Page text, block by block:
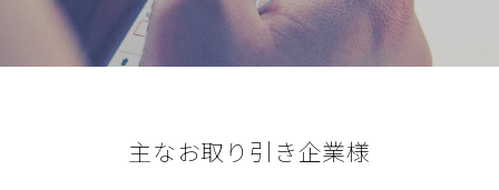
主なお取り引き企業様